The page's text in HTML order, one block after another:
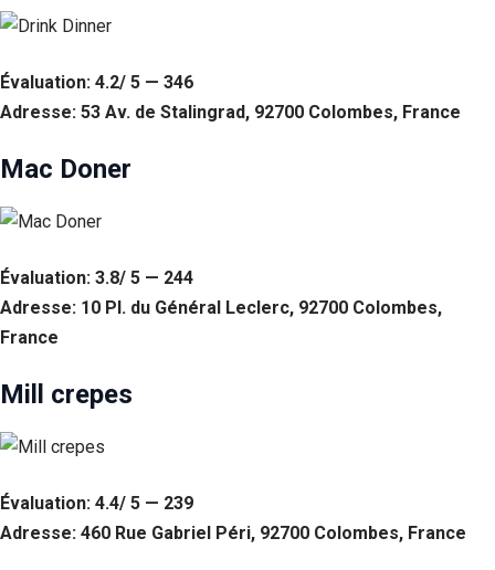
Évaluation: 4.2/ 5 — 346
Adresse: 53 Av. de Stalingrad, 92700 Colombes, France
Mac Doner
Évaluation: 3.8/ 5 — 244
Adresse: 10 Pl. du Général Leclerc, 92700 Colombes,
France
Mill crepes
Évaluation: 4.4/ 5 — 239
Adresse: 460 Rue Gabriel Péri, 92700 Colombes, France